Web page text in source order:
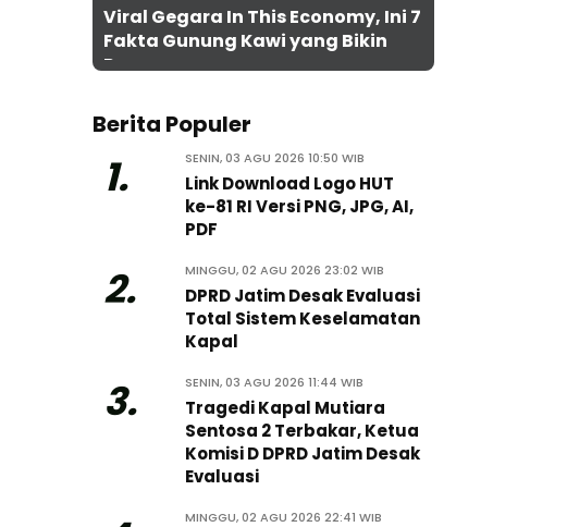
Viral Gegara In This Economy, Ini 7
Fakta Gunung Kawi yang Bikin
Penasaran
Berita Populer
1. SENIN, 03 AGU 2026 10:50 WIB
Link Download Logo HUT
ke-81 RI Versi PNG, JPG, AI,
PDF
2. MINGGU, 02 AGU 2026 23:02 WIB
DPRD Jatim Desak Evaluasi
Total Sistem Keselamatan
Kapal
3. SENIN, 03 AGU 2026 11:44 WIB
Tragedi Kapal Mutiara
Sentosa 2 Terbakar, Ketua
Komisi D DPRD Jatim Desak
Evaluasi
MINGGU, 02 AGU 2026 22:41 WIB